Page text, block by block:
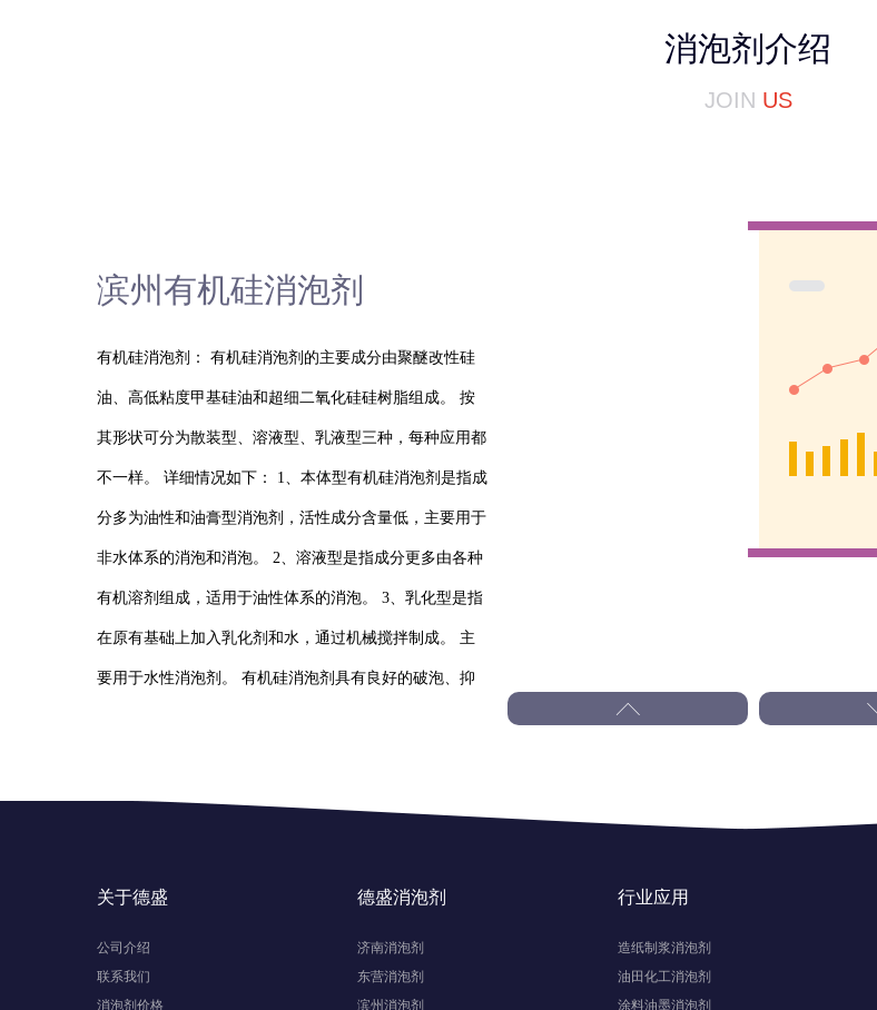
消泡剂介绍
JOIN US
滨州有机硅消泡剂
有机硅消泡剂： 有机硅消泡剂的主要成分由聚醚改性硅
油、高低粘度甲基硅油和超细二氧化硅硅树脂组成。 按
其形状可分为散装型、溶液型、乳液型三种，每种应用都
不一样。 详细情况如下： 1、本体型有机硅消泡剂是指成
分多为油性和油膏型消泡剂，活性成分含量低，主要用于
非水体系的消泡和消泡。 2、溶液型是指成分更多由各种
有机溶剂组成，适用于油性体系的消泡。 3、乳化型是指
在原有基础上加入乳化剂和水，通过机械搅拌制成。 主
要用于水性消泡剂。 有机硅消泡剂具有良好的破泡、抑
关于德盛
公司介绍
联系我们
消泡剂价格
德盛消泡剂
济南消泡剂
东营消泡剂
滨州消泡剂
行业应用
造纸制浆消泡剂
油田化工消泡剂
涂料油墨消泡剂